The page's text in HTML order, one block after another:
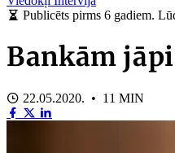
Publicēts pirms 6 gadiem.
Bankām
22.05.2020. • 11 MIN